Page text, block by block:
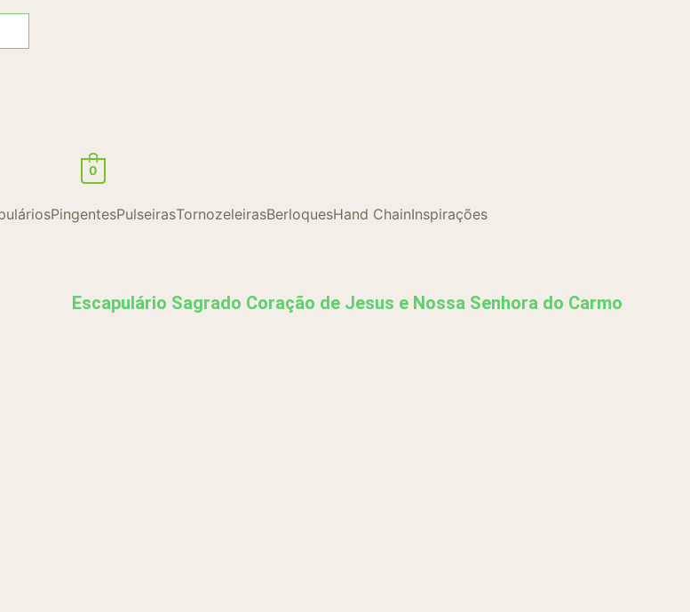
0
PingentesPulseirasTornozeleirasBerloquesHand ChainInspirações
Escapulário Sagrado Coração de Jesus e Nossa Senhora do Carmo